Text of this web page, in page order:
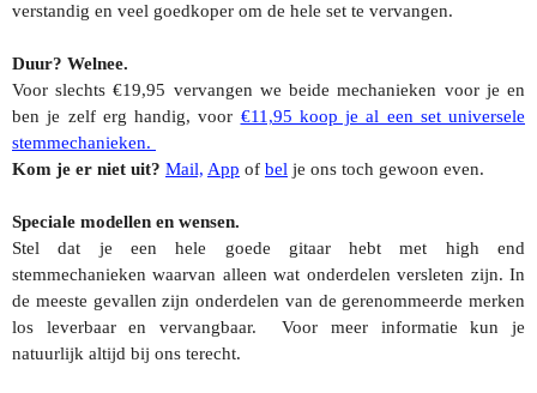
verstandig en veel goedkoper om de hele set te vervangen.
Duur? Welnee.
Voor slechts €19,95 vervangen we beide mechanieken voor je en
ben je zelf erg handig, voor €11,95 koop je al een set universele
stemmechanieken.
Kom je er niet uit? Mail, App of bel je ons toch gewoon even.
Speciale modellen en wensen.
Stel dat je een hele goede gitaar hebt met high end
stemmechanieken waarvan alleen wat onderdelen versleten zijn. In
de meeste gevallen zijn onderdelen van de gerenommeerde merken
los leverbaar en vervangbaar. Voor meer informatie kun je
natuurlijk altijd bij ons terecht.